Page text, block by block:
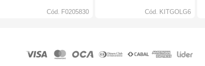
Cód. F0205830 Cód. KITGOLG6